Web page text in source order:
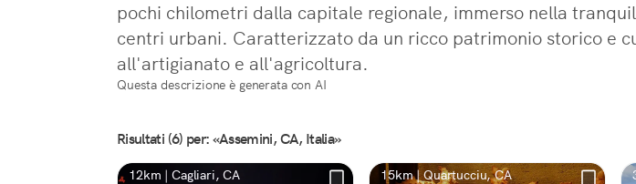
pochi chilometri dalla capitale regionale, immerso nella
centri urbani. Caratterizzato da un ricco patrimonio storico e
all'artigianato e all'agricoltura.
Questa descrizione è generata con AI
Risultati (6) per: «Assemini, CA, Italia»
12km | Cagliari, CA 15km | Quartucciu, CA